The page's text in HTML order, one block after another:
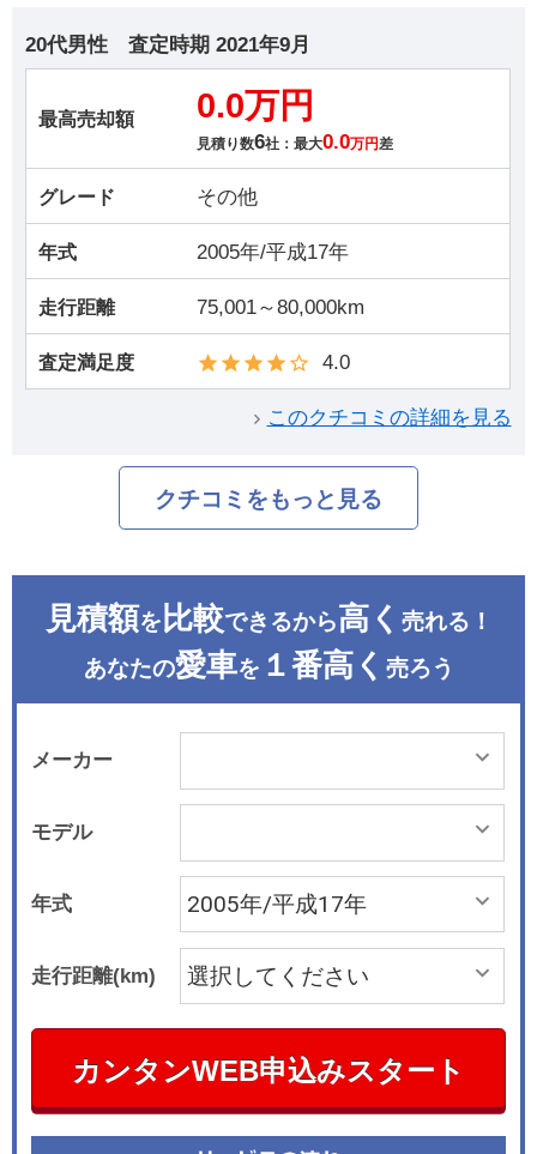
20代男性 査定時期 2021年9月
最高売却額 0.0万円
見積り数6社：最大0.0万円差
グレード その他
年式 2005年/平成17年
走行距離 75,001～80,000km
査定満足度 4.0
このクチコミの詳細を見る
クチコミをもっと見る
見積額を 比較できるから高く 売れる！
あなたの愛車を １番高く 売ろう
メーカー
モデル
年式
走行距離(km)
カンタンWEB申込みスタート